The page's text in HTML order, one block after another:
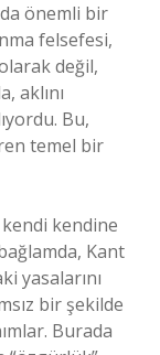
önemli bir
felsefesi,
değil,
aklını
Bu,
temel bir
kendi kendine
Kant
yasalarını
bir şekilde
Burada